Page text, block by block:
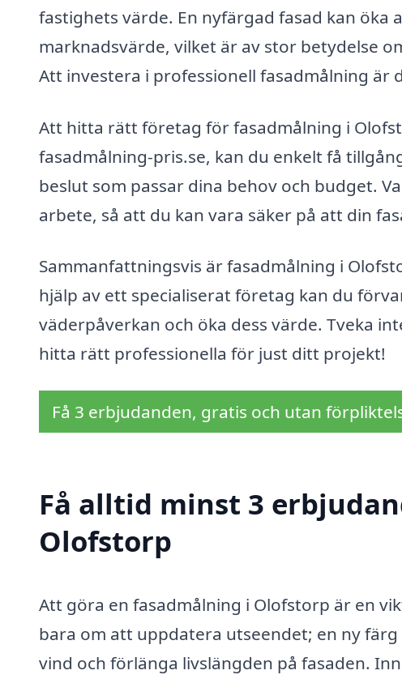
fastighets värde. En nyfärgad fasad kan
marknadsvärde, vilket är av stor betydelse
Att investera i professionell fasadmålning är
Att hitta rätt företag för fasadmålning i
fasadmålning-pris.se, kan du enkelt få
beslut som passar dina behov och budget.
arbete, så att du kan vara säker på att din
Sammanfattningsvis är fasadmålning i
hjälp av ett specialiserat företag kan du
väderpåverkan och öka dess värde. Tveka
hitta rätt professionella för just ditt projekt!
Få 3 erbjudanden, gratis och utan
Få alltid minst 3
Olofstorp
Att göra en fasadmålning i Olofstorp är en
bara om att uppdatera utseendet; en ny
vind och förlänga livslängden på fasaden.